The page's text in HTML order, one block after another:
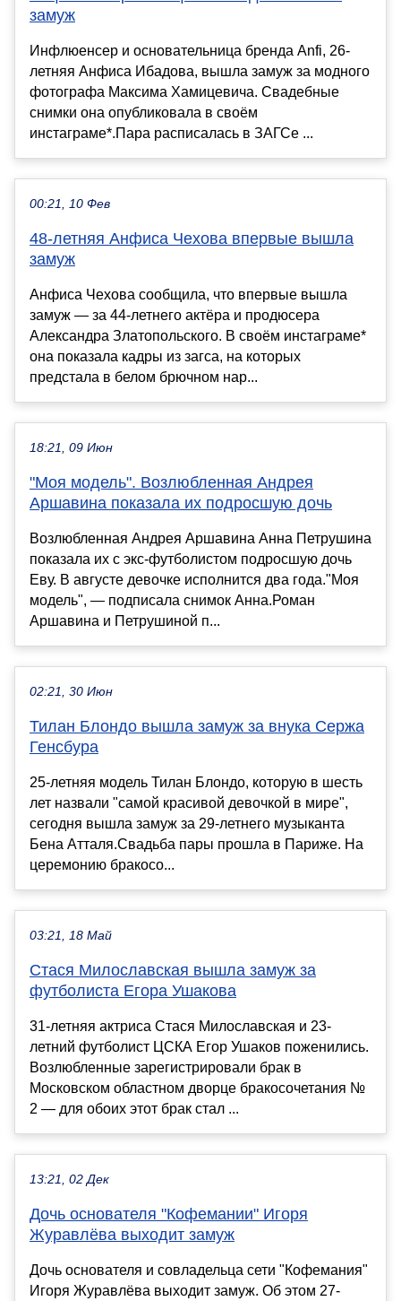
замуж
Инфлюенсер и основательница бренда Anfi, 26-
летняя Анфиса Ибадова, вышла замуж за модного
фотографа Максима Хамицевича. Свадебные
снимки она опубликовала в своём
инстаграме*.Пара расписалась в ЗАГСе ...
00:21, 10 Фев
48-летняя Анфиса Чехова впервые вышла
замуж
Анфиса Чехова сообщила, что впервые вышла
замуж — за 44-летнего актёра и продюсера
Александра Златопольского. В своём инстаграме*
она показала кадры из загса, на которых
предстала в белом брючном нар...
18:21, 09 Июн
"Моя модель". Возлюбленная Андрея
Аршавина показала их подросшую дочь
Возлюбленная Андрея Аршавина Анна Петрушина
показала их с экс-футболистом подросшую дочь
Еву. В августе девочке исполнится два года."Моя
модель", — подписала снимок Анна.Роман
Аршавина и Петрушиной п...
02:21, 30 Июн
Тилан Блондо вышла замуж за внука Сержа
Генсбура
25-летняя модель Тилан Блондо, которую в шесть
лет назвали "самой красивой девочкой в мире",
сегодня вышла замуж за 29-летнего музыканта
Бена Атталя.Свадьба пары прошла в Париже. На
церемонию бракосо...
03:21, 18 Май
Стася Милославская вышла замуж за
футболиста Егора Ушакова
31-летняя актриса Стася Милославская и 23-
летний футболист ЦСКА Егор Ушаков поженились.
Возлюбленные зарегистрировали брак в
Московском областном дворце бракосочетания №
2 — для обоих этот брак стал ...
13:21, 02 Дек
Дочь основателя "Кофемании" Игоря
Журавлёва выходит замуж
Дочь основателя и совладельца сети "Кофемания"
Игоря Журавлёва выходит замуж. Об этом 27-